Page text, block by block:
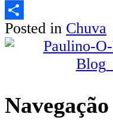
Email
Share
Posted in Chuva